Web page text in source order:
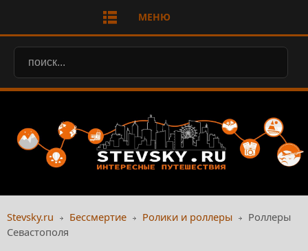
МЕНЮ
Stevsky.ru Бессмертие Ролики и роллеры
Роллеры
Севастополя